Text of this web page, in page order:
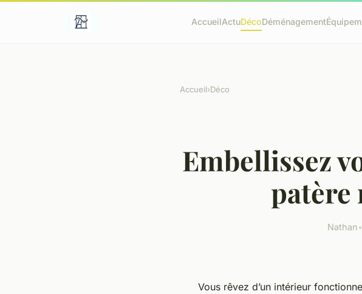
AccueilActuDécoDéménagement
Accueil›Déco
Embellissez
patère
Nathan•
Vous rêvez d’un intérieur